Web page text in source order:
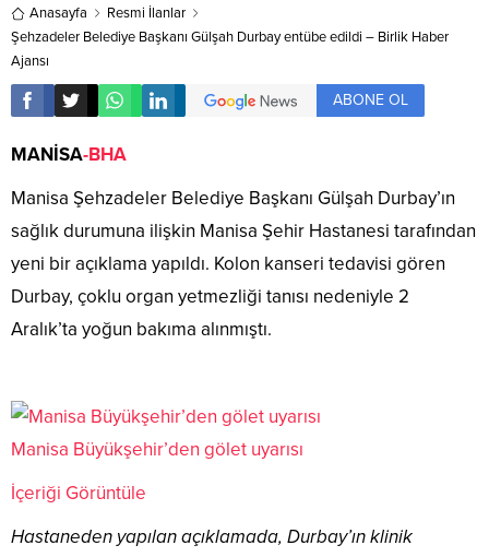
Anasayfa
Resmi İlanlar
Şehzadeler Belediye Başkanı Gülşah Durbay entübe edildi – Birlik Haber
Ajansı
ABONE OL
MANİSA-BHA
Manisa Şehzadeler Belediye Başkanı Gülşah Durbay’ın
sağlık durumuna ilişkin Manisa Şehir Hastanesi tarafından
yeni bir açıklama yapıldı. Kolon kanseri tedavisi gören
Durbay, çoklu organ yetmezliği tanısı nedeniyle 2
Aralık’ta yoğun bakıma alınmıştı.
Manisa Büyükşehir’den gölet uyarısı
İçeriği Görüntüle
Hastaneden yapılan açıklamada, Durbay’ın klinik